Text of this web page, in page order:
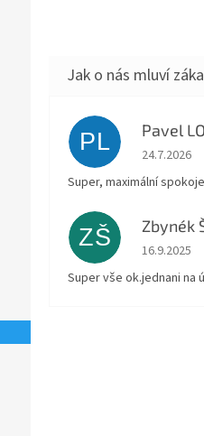
PL Pavel
Hodnocení
24.7.2026
Super, maximální
ZŠ Zbynék
Hodnocení
16.9.2025
Super vše ok.jednani na